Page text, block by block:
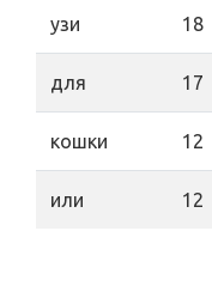
узи 18
для 17
кошки 12
или 12